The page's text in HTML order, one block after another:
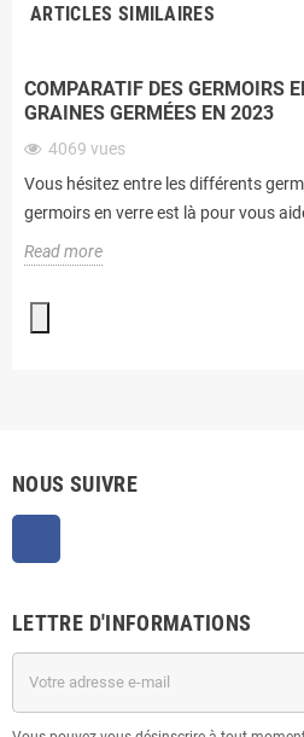
ARTICLES SIMILAIRES
COMPARATIF DES GERMOIRS
GRAINES GERMÉES EN 2023
4069 vues
Vous hésitez entre les différents
germoirs en verre est là pour vous
Read more
NOUS SUIVRE
LETTRE D'INFORMATIONS